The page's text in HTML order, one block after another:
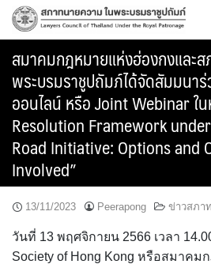
Skip
สมาคมกฎหมายแห่งฮ่องกงและ
พระบรมราชูปถัมภ์ได้จัดสัมมนา
ออนไลน์ หรือ Joint Webinar ใ
Resolution Framework
Road Initiative: Options and
Involved”
13/11/2023 Peerapong ข่าวสภา
วันที่ 13 พฤศจิกายน 2566 เวลา
Society of Hong Kong หรือสมาคม